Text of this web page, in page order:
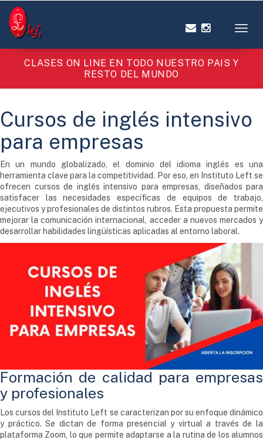
CLASES ON LINE EN TODO NUESTRO PAIS Y
RESTO DEL MUNDO
Cursos de inglés intensivo
para empresas
En un mundo globalizado, el dominio del idioma inglés es una
herramienta clave para la competitividad. Por eso, en Instituto Left se
ofrecen cursos de inglés intensivo para empresas, diseñados para
satisfacer las necesidades específicas de equipos de trabajo,
ejecutivos y profesionales de distintos rubros. Esta propuesta permite
mejorar la comunicación internacional, acceder a nuevos mercados y
desarrollar habilidades lingüísticas aplicadas al entorno laboral.
Formación de calidad para empresas
y profesionales
Los cursos del Instituto Left se caracterizan por su enfoque dinámico
y práctico. Se dictan de forma presencial y virtual a través de la
plataforma Zoom, lo que permite adaptarse a la rutina de los alumnos